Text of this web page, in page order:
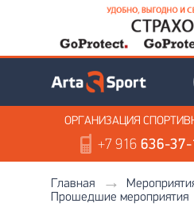
ОРГАНИЗАЦИЯ
+7 916636-37-
Главная
Прошедшие мероприятия